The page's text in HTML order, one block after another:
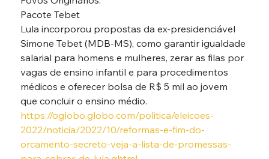
Pacote Tebet
Lula incorporou propostas da ex-presidenciável
Simone Tebet (MDB-MS), como garantir igualdade
salarial para homens e mulheres, zerar as filas por
vagas de ensino infantil e para procedimentos
médicos e oferecer bolsa de R$ 5 mil ao jovem
que concluir o ensino médio.
https://oglobo.globo.com/politica/eleicoes-
2022/noticia/2022/10/reformas-e-fim-do-
orcamento-secreto-veja-a-lista-de-promessas-